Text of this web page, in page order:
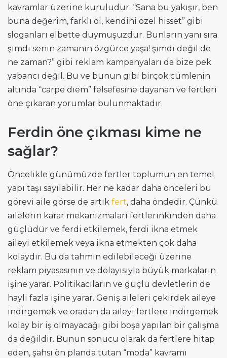
kavramlar üzerine kuruludur. “Sana bu yakışır, ben
buna değerim, farklı ol, kendini özel hisset” gibi
sloganları elbette duymuşuzdur. Bunların yanı sıra
şimdi senin zamanın özgürce yaşa! şimdi değil de
ne zaman?” gibi reklam kampanyaları da bize pek
yabancı değil. Bu ve bunun gibi birçok cümlenin
altında “carpe diem” felsefesine dayanan ve fertleri
öne çıkaran yorumlar bulunmaktadır.
Ferdin öne çıkması kime ne
sağlar?
Öncelikle günümüzde fertler toplumun en temel
yapı taşı sayılabilir. Her ne kadar daha önceleri bu
görevi aile görse de artık fert, daha öndedir. Çünkü
ailelerin karar mekanizmaları fertlerinkinden daha
güçlüdür ve ferdi etkilemek, ferdi ikna etmek
aileyi etkilemek veya ikna etmekten çok daha
kolaydır. Bu da tahmin edilebileceği üzerine
reklam piyasasının ve dolayısıyla büyük markaların
işine yarar. Politikacıların ve güçlü devletlerin de
hayli fazla işine yarar. Geniş aileleri çekirdek aileye
indirgemek ve oradan da aileyi fertlere indirgemek
kolay bir iş olmayacağı gibi boşa yapılan bir çalışma
da değildir. Bunun sonucu olarak da fertlere hitap
eden, şahsı ön planda tutan “moda” kavramı